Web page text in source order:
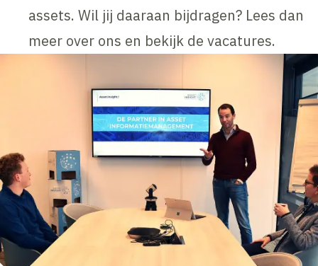
assets. Wil jij daaraan bijdragen? Lees dan
meer over ons en bekijk de vacatures.